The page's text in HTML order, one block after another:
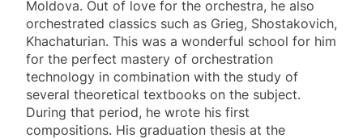
Moldova. Out of love for the orchestra, he also
orchestrated classics such as Grieg, Shostakovich,
Khachaturian. This was a wonderful school for him
for the perfect mastery of orchestration
technology in combination with the study of
several theoretical textbooks on the subject.
During that period, he wrote his first
compositions. His graduation thesis at the